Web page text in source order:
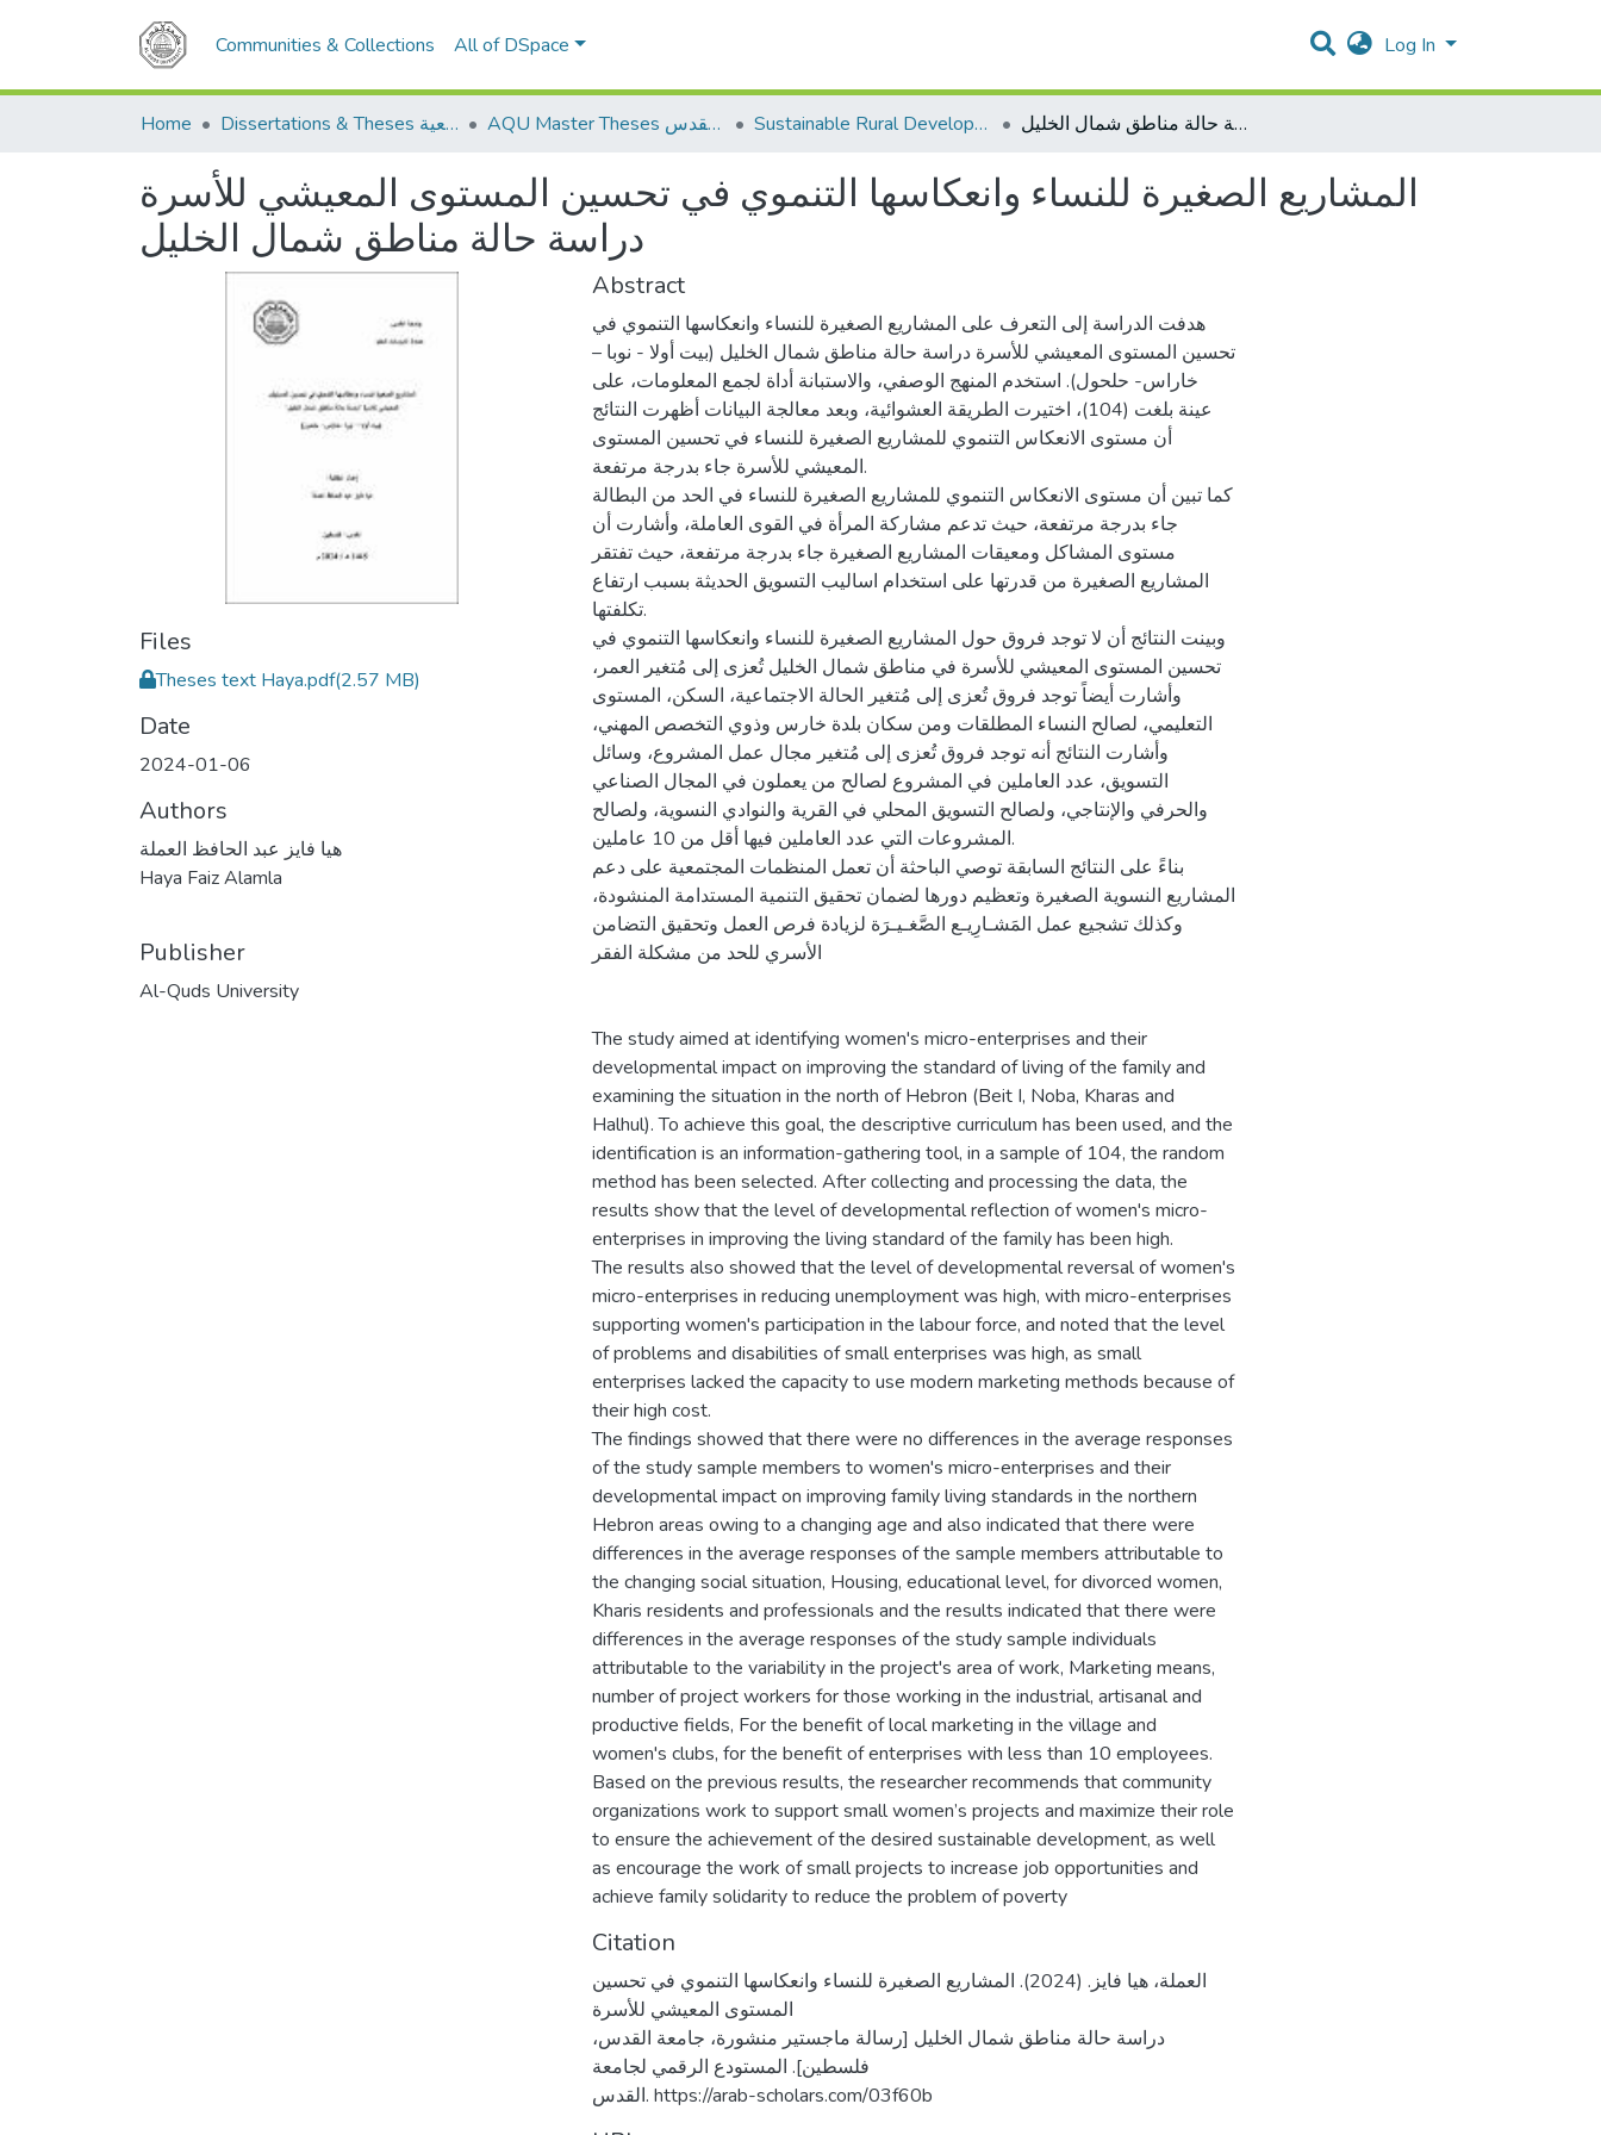
Communities & Collections All of DSpace Log In
Home Dissertations & Theses الرسائل الجامعية AQU Master Theses الرسائل الجامعية الخاصة بجامعة القدس Sustainable Rural Development التنمية الريفية المستدامة المشاريع الصغيرة للنساء وانعكاسها التنموي في تحسين المستوى المعيشي للأسرة دراسة حالة مناطق شمال الخليل
المشاريع الصغيرة للنساء وانعكاسها التنموي في تحسين المستوى المعيشي للأسرة
دراسة حالة مناطق شمال الخليل
Files
Theses text Haya.pdf(2.57 MB)
Date
2024-01-06
Authors
هيا فايز عبد الحافظ العملة
Haya Faiz Alamla
Publisher
Al-Quds University
Abstract
هدفت الدراسة إلى التعرف على المشاريع الصغيرة للنساء وانعكاسها التنموي في
تحسين المستوى المعيشي للأسرة دراسة حالة مناطق شمال الخليل (بيت أولا - نوبا –
خاراس- حلحول). استخدم المنهج الوصفي، والاستبانة أداة لجمع المعلومات، على
عينة بلغت (104)، اختيرت الطريقة العشوائية، وبعد معالجة البيانات أظهرت النتائج
أن مستوى الانعكاس التنموي للمشاريع الصغيرة للنساء في تحسين المستوى
المعيشي للأسرة جاء بدرجة مرتفعة.
كما تبين أن مستوى الانعكاس التنموي للمشاريع الصغيرة للنساء في الحد من البطالة
جاء بدرجة مرتفعة، حيث تدعم مشاركة المرأة في القوى العاملة، وأشارت أن
مستوى المشاكل ومعيقات المشاريع الصغيرة جاء بدرجة مرتفعة، حيث تفتقر
المشاريع الصغيرة من قدرتها على استخدام اساليب التسويق الحديثة بسبب ارتفاع
تكلفتها.
وبينت النتائج أن لا توجد فروق حول المشاريع الصغيرة للنساء وانعكاسها التنموي في
تحسين المستوى المعيشي للأسرة في مناطق شمال الخليل تُعزى إلى مُتغير العمر،
وأشارت أيضاً توجد فروق تُعزى إلى مُتغير الحالة الاجتماعية، السكن، المستوى
التعليمي، لصالح النساء المطلقات ومن سكان بلدة خارس وذوي التخصص المهني،
وأشارت النتائج أنه توجد فروق تُعزى إلى مُتغير مجال عمل المشروع، وسائل
التسويق، عدد العاملين في المشروع لصالح من يعملون في المجال الصناعي
والحرفي والإنتاجي، ولصالح التسويق المحلي في القرية والنوادي النسوية، ولصالح
المشروعات التي عدد العاملين فيها أقل من 10 عاملين.
بناءً على النتائج السابقة توصي الباحثة أن تعمل المنظمات المجتمعية على دعم
المشاريع النسوية الصغيرة وتعظيم دورها لضمان تحقيق التنمية المستدامة المنشودة،
وكذلك تشجيع عمل المَشـارِيـع الصَّغـيـرَة لزيادة فرص العمل وتحقيق التضامن
الأسري للحد من مشكلة الفقر
The study aimed at identifying women's micro-enterprises and their
developmental impact on improving the standard of living of the family and
examining the situation in the north of Hebron (Beit I, Noba, Kharas and
Halhul). To achieve this goal, the descriptive curriculum has been used, and the
identification is an information-gathering tool, in a sample of 104, the random
method has been selected. After collecting and processing the data, the
results show that the level of developmental reflection of women's micro-
enterprises in improving the living standard of the family has been high.
The results also showed that the level of developmental reversal of women's
micro-enterprises in reducing unemployment was high, with micro-enterprises
supporting women's participation in the labour force, and noted that the level
of problems and disabilities of small enterprises was high, as small
enterprises lacked the capacity to use modern marketing methods because of
their high cost.
The findings showed that there were no differences in the average responses
of the study sample members to women's micro-enterprises and their
developmental impact on improving family living standards in the northern
Hebron areas owing to a changing age and also indicated that there were
differences in the average responses of the sample members attributable to
the changing social situation, Housing, educational level, for divorced women,
Kharis residents and professionals and the results indicated that there were
differences in the average responses of the study sample individuals
attributable to the variability in the project's area of work, Marketing means,
number of project workers for those working in the industrial, artisanal and
productive fields, For the benefit of local marketing in the village and
women's clubs, for the benefit of enterprises with less than 10 employees.
Based on the previous results, the researcher recommends that community
organizations work to support small women’s projects and maximize their role
to ensure the achievement of the desired sustainable development, as well
as encourage the work of small projects to increase job opportunities and
achieve family solidarity to reduce the problem of poverty
Citation
العملة، هيا فايز. (2024). المشاريع الصغيرة للنساء وانعكاسها التنموي في تحسين
المستوى المعيشي للأسرة
دراسة حالة مناطق شمال الخليل [رسالة ماجستير منشورة، جامعة القدس،
فلسطين]. المستودع الرقمي لجامعة
القدس. https://arab-scholars.com/03f60b